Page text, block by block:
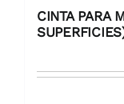
CINTA PARA